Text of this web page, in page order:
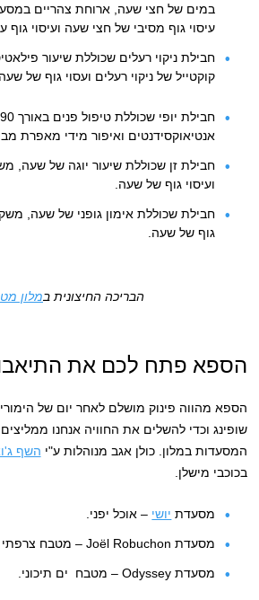
עיסוי גוף מסיבי של חצי שעה ועיסוי גוף
חבילת ניקוי רעלים שכוללת שיעור
קוקטייל של ניקוי רעלים ועסוי גוף של שעה
אנטיאוקסידנטים ואיפור מידי מאפרת
חבילת זן שכוללת שיעור יוגה של שעה,
ועיסוי גוף של שעה.
חבילת שכוללת אימון גופני של שעה,
גוף של שעה.
הבריכה החיצונית במלון
הספא פתח לכם את
הספא מהווה פינוק מושלם לאחר יום של
שופינג וכדי להשלים את החוויה אנחנו
המסעדות במלון. כולן אגב מנוהלות ע"י השף
בכוכבי מישלן.
מסעדת יושי – אוכל יפני.
מסעדת Joël Robuchon – מטבח צרפתי
מסעדת Odyssey – מטבח ים תיכוני.